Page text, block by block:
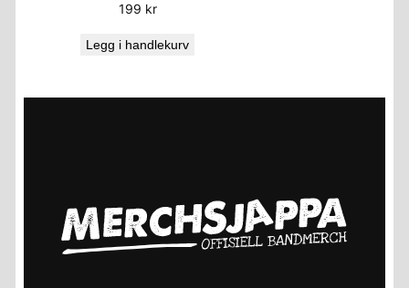
199 kr
Legg i handlekurv